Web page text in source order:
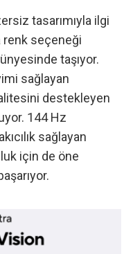
tasarımıyla ilgi
renk seçeneği
taşıyor.
sağlayan
destekleyen
144 Hz
sağlayan
için de öne